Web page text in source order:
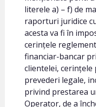
literele a) – f) de
raporturi juridice
acesta va fi în
cerințele
financiar-bancar
clientelei,
prevederi legale,
privind prestarea
Operator, de a